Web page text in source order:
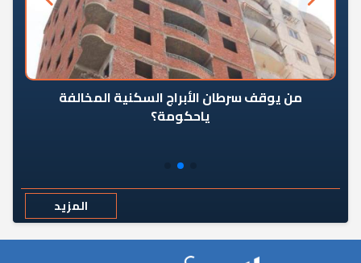
من يوقف سرطان الأبراج السكنية المخالفة
ياحكومة؟
المزيد